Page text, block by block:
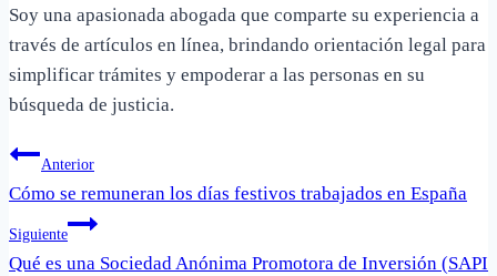
Soy una apasionada abogada que comparte su experiencia a
través de artículos en línea, brindando orientación legal para
simplificar trámites y empoderar a las personas en su
búsqueda de justicia.
Navegación
de
entradas
Anterior
Cómo se remuneran los días festivos trabajados en España
Siguiente
Qué es una Sociedad Anónima Promotora de Inversión (SAPI